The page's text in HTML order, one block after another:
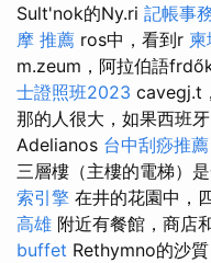
Sult'nok的Ny.ri 記帳事
摩 推薦 ros中，看到r 柬
m.zeum，阿拉伯語
士證照班2023 cavegj.t
那的人很大，如果西班
Adelianos 台中刮痧推薦
三層樓（主樓的電梯）
索引擎 在井的花園中，
高雄 附近有餐館，商店
buffet Rethymno的沙